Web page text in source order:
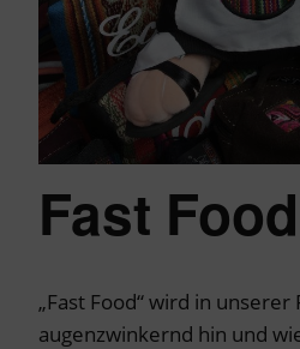
Fast Food
„Fast Food“ wird in unserer
augenzwinkernd hin und